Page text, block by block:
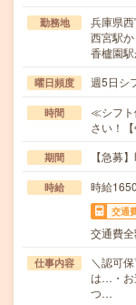
勤務地
兵庫県
西宮駅
香櫨園
曜日頻度 週5日シ
時間
≪シフト
さい！
期間 【急募
時給 時給
交通
交通費
仕事内容
＼認可
は…・お
つ…